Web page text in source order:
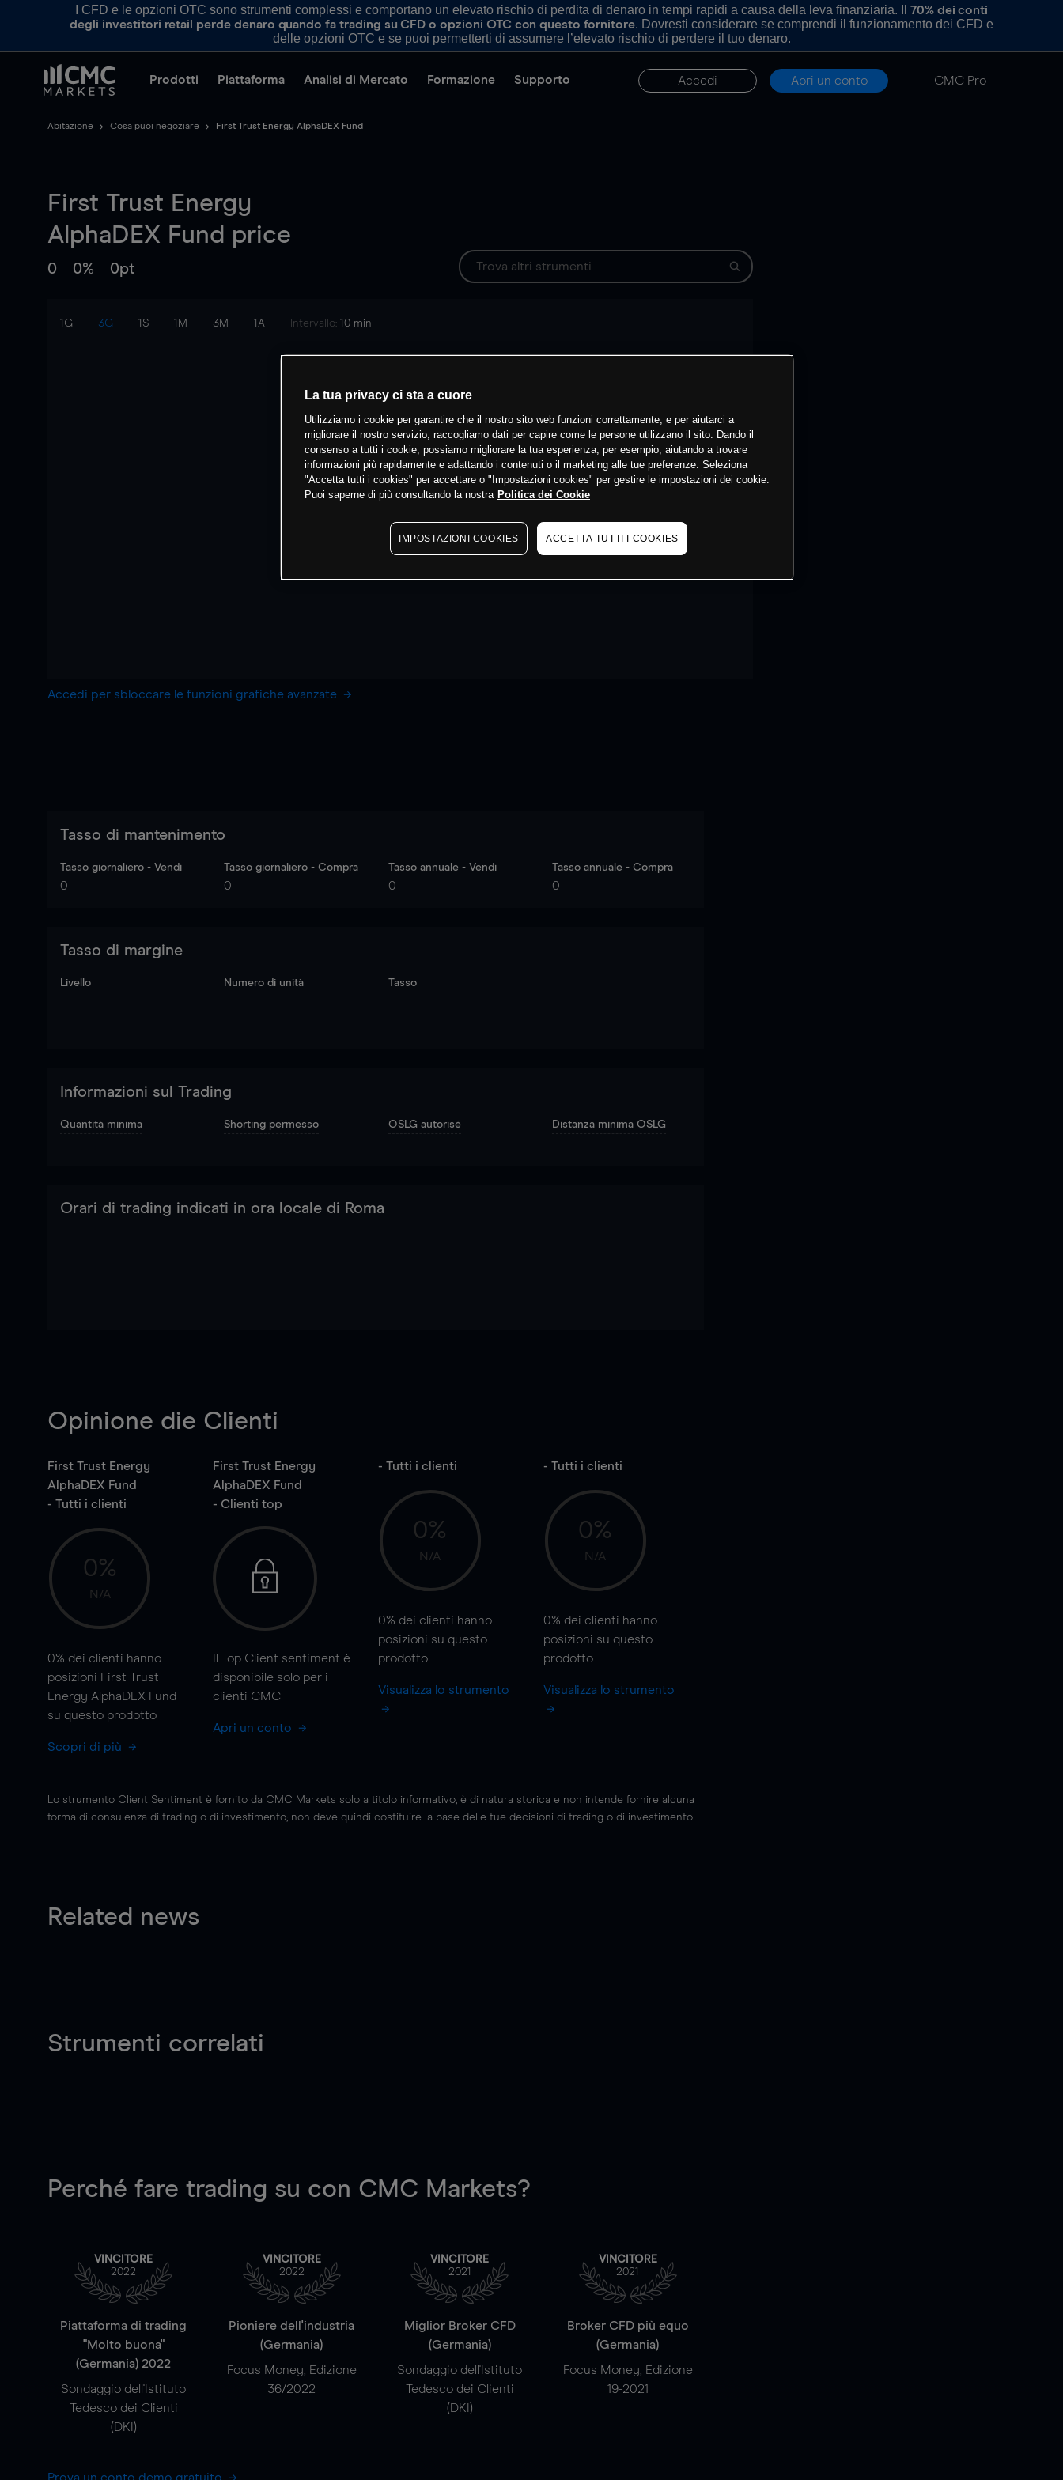
I CFD e le opzioni OTC sono strumenti complessi e comportano un elevato rischio di perdita di denaro in tempi rapidi a causa della leva finanziaria. Il 70% dei conti
degli investitori retail perde denaro quando fa trading su CFD o opzioni OTC con questo fornitore. Dovresti considerare se comprendi il funzionamento dei CFD e
delle opzioni OTC e se puoi permetterti di assumere l’elevato rischio di perdere il tuo denaro.
Prodotti Piattaforma Analisi di Mercato Formazione Supporto Accedi Apri un conto CMC Pro
Abitazione Cosa puoi negoziare First Trust Energy AlphaDEX Fund
First Trust Energy
AlphaDEX Fund price
0 0% 0pt
1G 3G 1S 1M 3M 1A Intervallo: 10 min
Accedi per sbloccare le funzioni grafiche avanzate
Tasso di mantenimento
Tasso giornaliero - Vendi
0
Tasso giornaliero - Compra
0
Tasso annuale - Vendi
0
Tasso annuale - Compra
0
Tasso di margine
Livello Numero di unità Tasso
Informazioni sul Trading
Quantità minima Shorting permesso OSLG autorisé Distanza minima OSLG
Orari di trading indicati in ora locale di Roma
Opinione die Clienti
First Trust Energy
AlphaDEX Fund
- Tutti i clienti
0%
N/A
0% dei clienti hanno
posizioni First Trust
Energy AlphaDEX Fund
su questo prodotto
Scopri di più
First Trust Energy
AlphaDEX Fund
- Clienti top
Il Top Client sentiment è
disponibile solo per i
clienti CMC
Apri un conto
- Tutti i clienti
0%
N/A
0% dei clienti hanno
posizioni su questo
prodotto
Visualizza lo strumento
- Tutti i clienti
0%
N/A
0% dei clienti hanno
posizioni su questo
prodotto
Visualizza lo strumento
Lo strumento Client Sentiment è fornito da CMC Markets solo a titolo informativo, è di natura storica e non intende fornire alcuna
forma di consulenza di trading o di investimento; non deve quindi costituire la base delle tue decisioni di trading o di investimento.
Related news
Strumenti correlati
Perché fare trading su con CMC Markets?
VINCITORE
2022
Piattaforma di trading
"Molto buona"
(Germania) 2022
Sondaggio dell'Istituto
Tedesco dei Clienti
(DKI)
VINCITORE
2022
Pioniere dell'industria
(Germania)
Focus Money, Edizione
36/2022
VINCITORE
2021
Miglior Broker CFD
(Germania)
Sondaggio dell'Istituto
Tedesco dei Clienti
(DKI)
VINCITORE
2021
Broker CFD più equo
(Germania)
Focus Money, Edizione
19-2021
La tua privacy ci sta a cuore
Utilizziamo i cookie per garantire che il nostro sito web funzioni correttamente, e per aiutarci a
migliorare il nostro servizio, raccogliamo dati per capire come le persone utilizzano il sito. Dando il
consenso a tutti i cookie, possiamo migliorare la tua esperienza, per esempio, aiutando a trovare
informazioni più rapidamente e adattando i contenuti o il marketing alle tue preferenze. Seleziona
"Accetta tutti i cookies" per accettare o "Impostazioni cookies" per gestire le impostazioni dei cookie.
Puoi saperne di più consultando la nostra Politica dei Cookie
IMPOSTAZIONI COOKIES ACCETTA TUTTI I COOKIES